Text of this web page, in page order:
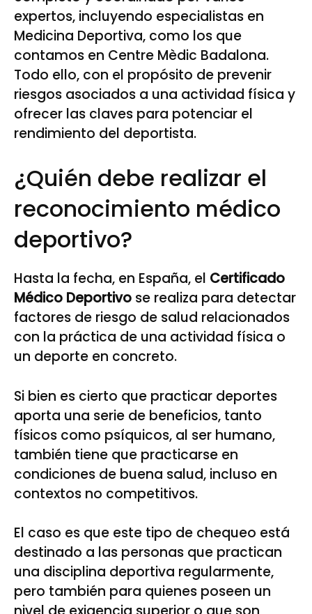
expertos, incluyendo especialistas en
Medicina Deportiva, como los que
contamos en Centre Mèdic Badalona.
Todo ello, con el propósito de prevenir
riesgos asociados a una actividad física y
ofrecer las claves para potenciar el
rendimiento del deportista.
¿Quién debe realizar el
reconocimiento médico
deportivo?
Hasta la fecha, en España, el Certificado
Médico Deportivo se realiza para detectar
factores de riesgo de salud relacionados
con la práctica de una actividad física o
un deporte en concreto.
Si bien es cierto que practicar deportes
aporta una serie de beneficios, tanto
físicos como psíquicos, al ser humano,
también tiene que practicarse en
condiciones de buena salud, incluso en
contextos no competitivos.
El caso es que este tipo de chequeo está
destinado a las personas que practican
una disciplina deportiva regularmente,
pero también para quienes poseen un